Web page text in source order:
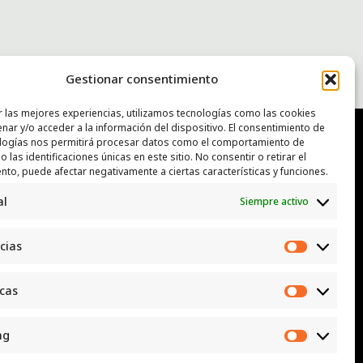
Gestionar consentimiento
las mejores experiencias, utilizamos tecnologías como las cookies
y/o acceder a la información del dispositivo. El consentimiento de
nos permitirá procesar datos como el comportamiento de
las identificaciones únicas en este sitio. No consentir o retirar el
puede afectar negativamente a ciertas características y funciones.
Siempre activo
luggcentrosocial @ biodevas.org